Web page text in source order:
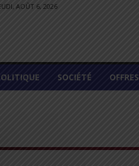
AOÛT 6, 2026
SOCIÉTÉ OFFRES